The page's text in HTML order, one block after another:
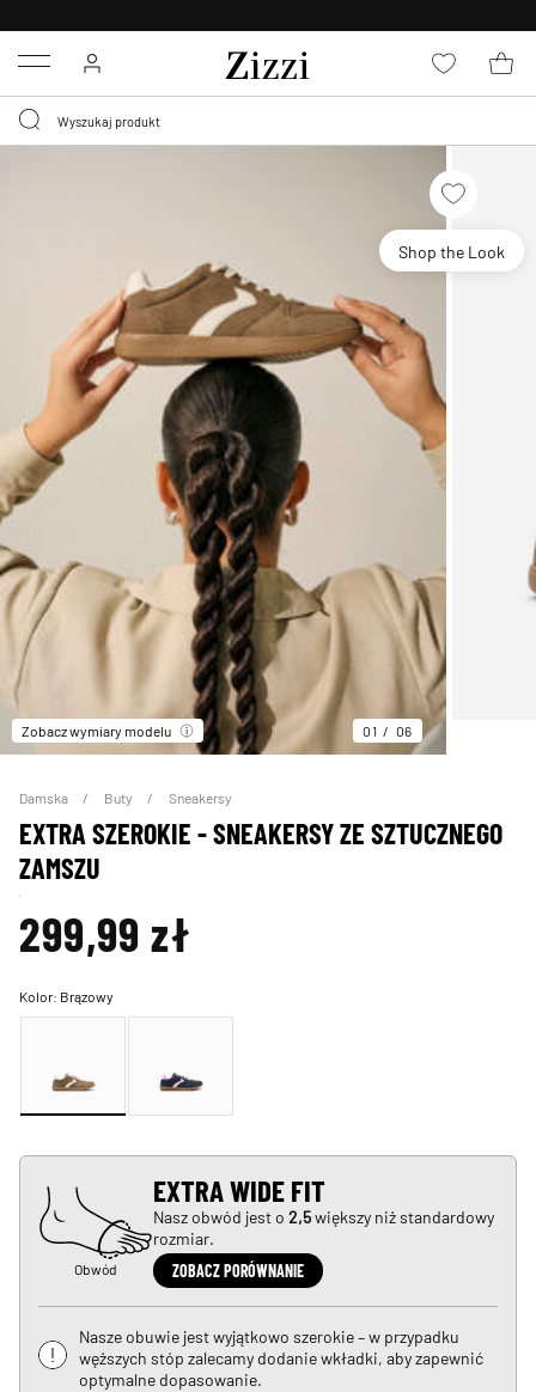
Menu
Shop the Look
Zobacz wymiary modelu 01 06
Damska Buty Sneakersy
EXTRA SZEROKIE - SNEAKERSY ZE SZTUCZNEGO
ZAMSZU
299,99 zł
Kolor: Brązowy
Obwód
EXTRA WIDE FIT
Nasz obwód jest o 2,5większy niż standardowy
rozmiar.
ZOBACZ PORÓWNANIE
Nasze obuwie jest wyjątkowo szerokie – w przypadku
węższych stóp zalecamy dodanie wkładki, aby zapewnić
optymalne dopasowanie.